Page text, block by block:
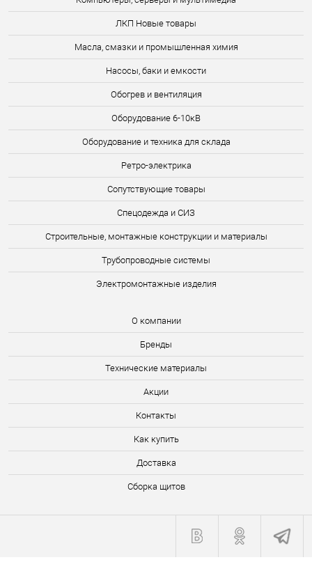
ЛКП Новые товары
Масла, смазки и промышленная химия
Насосы, баки и емкости
Обогрев и вентиляция
Оборудование 6-10кВ
Оборудование и техника для склада
Ретро-электрика
Сопутствующие товары
Спецодежда и СИЗ
Строительные, монтажные конструкции и материалы
Трубопроводные системы
Электромонтажные изделия
О компании
Бренды
Технические материалы
Акции
Контакты
Как купить
Доставка
Сборка щитов